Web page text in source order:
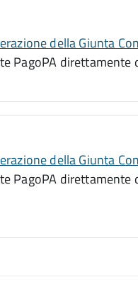
della Giunta
PagoPA direttamente
della Giunta
PagoPA direttamente